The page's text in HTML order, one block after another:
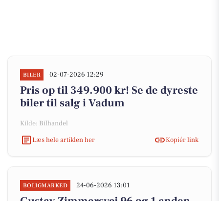
BILER 02-07-2026 12:29
Pris op til 349.900 kr! Se de dyreste
biler til salg i Vadum
Kilde: Bilhandel
Læs hele artiklen her
Kopiér link
BOLIGMARKED 24-06-2026 13:01